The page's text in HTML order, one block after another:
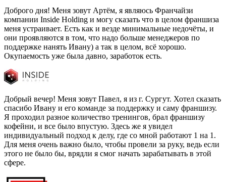
Доброго дня! Меня зовут Артём, я являюсь Франчайзи
компании Inside Holding и могу сказать что в целом франшиза
меня устраивает. Есть как и везде минимальные недочёты, и
они проявляются в том, что надо больше менеджеров по
поддержке нанять Ивану) а так в целом, всё хорошо.
Окупаемость уже была давно, заработок есть.
Добрый вечер! Меня зовут Павел, я из г. Сургут. Хотел сказать
спасибо Ивану и его команде за поддержку и саму франшизу.
Я проходил разное количество тренингов, брал франшизу
кофейни, и все было впустую. Здесь же я увидел
индивидуальный подход к делу, где со мной работают 1 на 1.
Для меня очень важно было, чтобы провели за руку, ведь если
этого не было бы, врядли я смог начать зарабатывать в этой
сфере.